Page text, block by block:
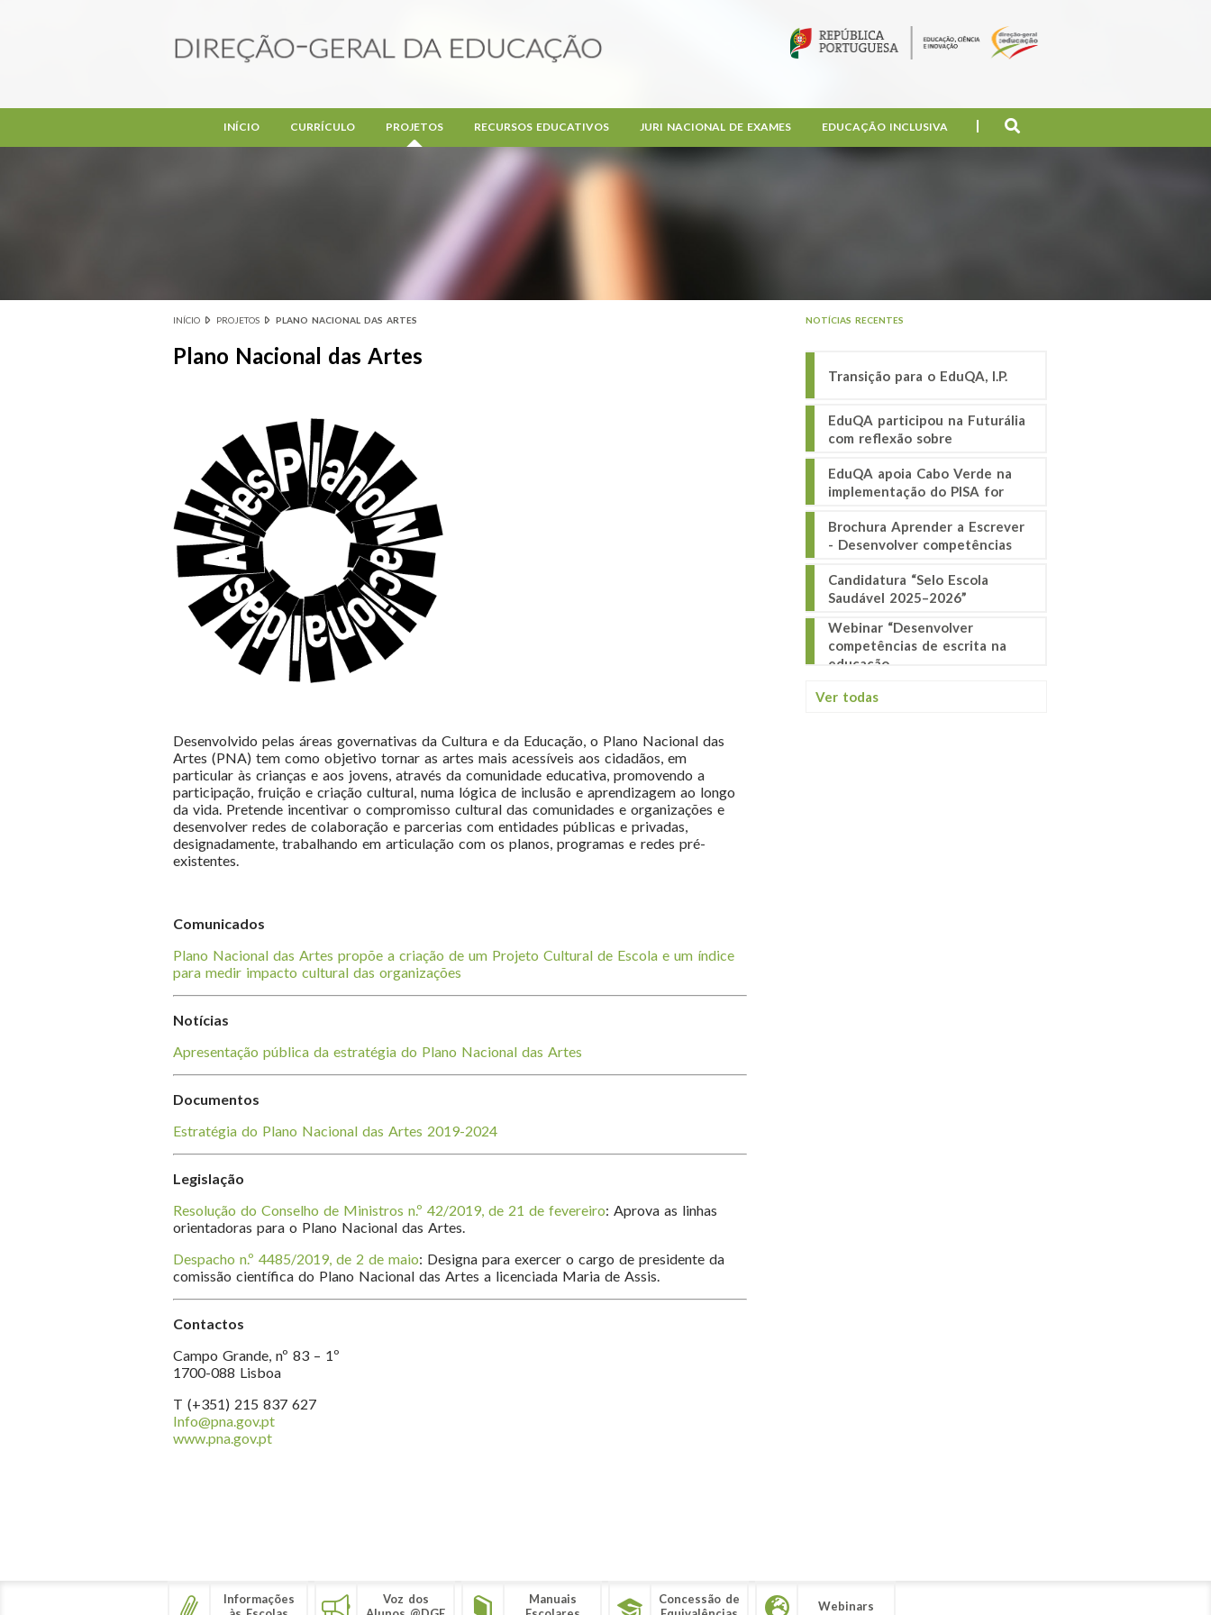
INÍCIO CURRÍCULO PROJETOS RECURSOS EDUCATIVOS JURI NACIONAL DE EXAMES EDUCAÇÃO INCLUSIVA
INÍCIO PROJETOS PLANO NACIONAL DAS ARTES
Plano Nacional das Artes
Desenvolvido pelas áreas governativas da Cultura e da Educação, o Plano Nacional das
Artes (PNA) tem como objetivo tornar as artes mais acessíveis aos cidadãos, em
particular às crianças e aos jovens, através da comunidade educativa, promovendo a
participação, fruição e criação cultural, numa lógica de inclusão e aprendizagem ao longo
da vida. Pretende incentivar o compromisso cultural das comunidades e organizações e
desenvolver redes de colaboração e parcerias com entidades públicas e privadas,
designadamente, trabalhando em articulação com os planos, programas e redes pré-
existentes.
Comunicados
Plano Nacional das Artes propõe a criação de um Projeto Cultural de Escola e um índice
para medir impacto cultural das organizações
Notícias
Apresentação pública da estratégia do Plano Nacional das Artes
Documentos
Estratégia do Plano Nacional das Artes 2019-2024
Legislação
Resolução do Conselho de Ministros n.º 42/2019, de 21 de fevereiro: Aprova as linhas
orientadoras para o Plano Nacional das Artes.
Despacho n.º 4485/2019, de 2 de maio: Designa para exercer o cargo de presidente da
comissão científica do Plano Nacional das Artes a licenciada Maria de Assis.
Contactos
Campo Grande, nº 83 – 1º
1700-088 Lisboa
T (+351) 215 837 627
Info@pna.gov.pt
www.pna.gov.pt
NOTÍCIAS RECENTES
Transição para o EduQA, I.P.
EduQA participou na Futurália
com reflexão sobre
EduQA apoia Cabo Verde na
implementação do PISA for
Brochura Aprender a Escrever
- Desenvolver competências
Candidatura “Selo Escola
Saudável 2025–2026”
Webinar “Desenvolver
competências de escrita na
educação
Ver todas
Informações
Voz dos
Manuais
Concessão de
Webinars